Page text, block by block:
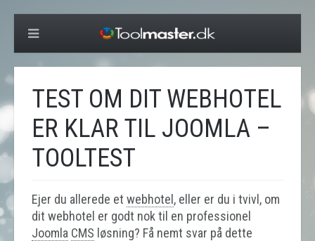
TEST OM DIT WEBHOTEL
ER KLAR TIL JOOMLA –
TOOLTEST
Ejer du allerede et webhotel , eller er du i tvivl, om
dit webhotel er godt nok til en professionel
Joomla CMS løsning? Få nemt svar på dette